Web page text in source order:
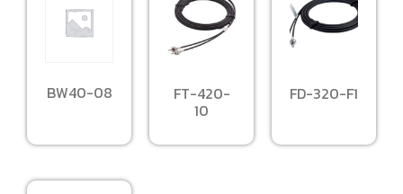
BW40-08 FT-420-
10
FD-320-F1